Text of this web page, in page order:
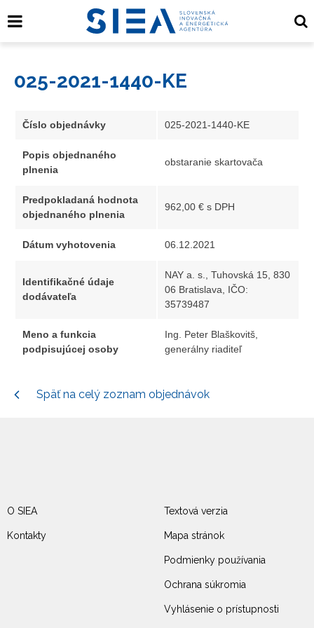
025-2021-1440-KE
Číslo objednávky 025-2021-1440-KE
Popis objednaného
plnenia
obstaranie skartovača
Predpokladaná hodnota
objednaného plnenia
962,00 € s DPH
Dátum vyhotovenia 06.12.2021
Identifikačné údaje
dodávateľa
NAY a. s., Tuhovská 15, 830
06 Bratislava, IČO:
35739487
Meno a funkcia
podpisujúcej osoby
Ing. Peter Blaškovitš,
generálny riaditeľ
Späť na celý zoznam objednávok
O SIEA
Kontakty
Textová verzia
Mapa stránok
Podmienky používania
Ochrana súkromia
Vyhlásenie o prístupnosti